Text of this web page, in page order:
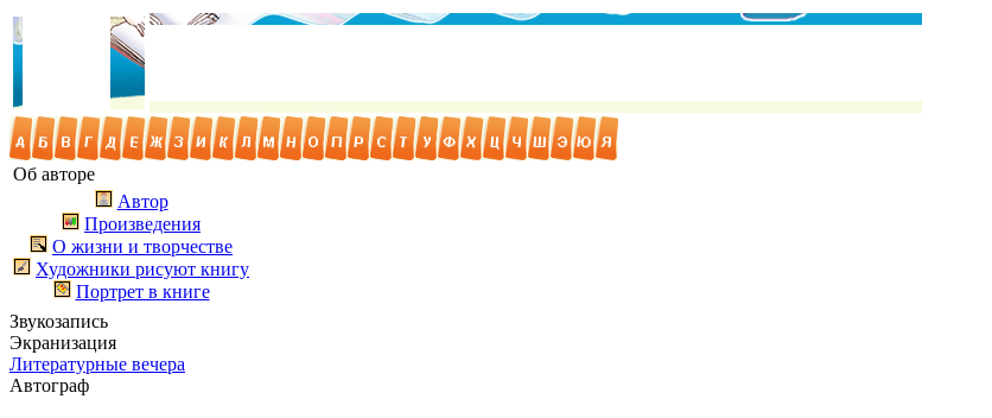
Об авторе
Автор
Произведения
О жизни и творчестве
Художники рисуют книгу
Портрет в книге
Звукозапись
Экранизация
Литературные вечера
Автограф